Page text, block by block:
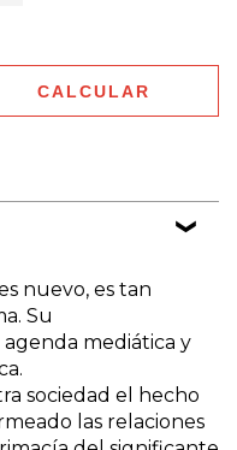
CALCULAR
nuevo, es tan
Su
mediática y
sociedad el hecho
las relaciones